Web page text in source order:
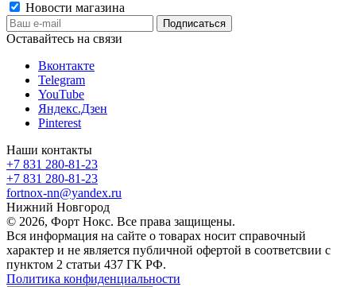
Новости магазина
Оставайтесь на связи
Вконтакте
Telegram
YouTube
Яндекс.Дзен
Pinterest
Наши контакты
+7 831 280-81-23
+7 831 280-81-23
fortnox-nn@yandex.ru
Нижний Новгород
© 2026, Форт Нокс. Все права защищены.
Вся информация на сайте о товарах носит справочный
характер и не является публичной офертой в соответсвии с
пунктом 2 статьи 437 ГК РФ.
Политика конфиденциальности